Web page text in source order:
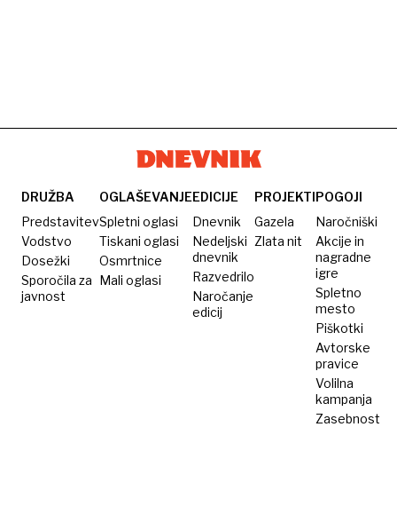
DRUŽBA
Predstavitev
Vodstvo
Dosežki
Sporočila za
javnost
OGLAŠEVANJE
Spletni oglasi
Tiskani oglasi
Osmrtnice
Mali oglasi
EDICIJE
Dnevnik
Nedeljski
dnevnik
Razvedrilo
Naročanje
edicij
PROJEKTI
Gazela
Zlata nit
POGOJI
Naročniški
Akcije in
nagradne
igre
Spletno
mesto
Piškotki
Avtorske
pravice
Volilna
kampanja
Zasebnost